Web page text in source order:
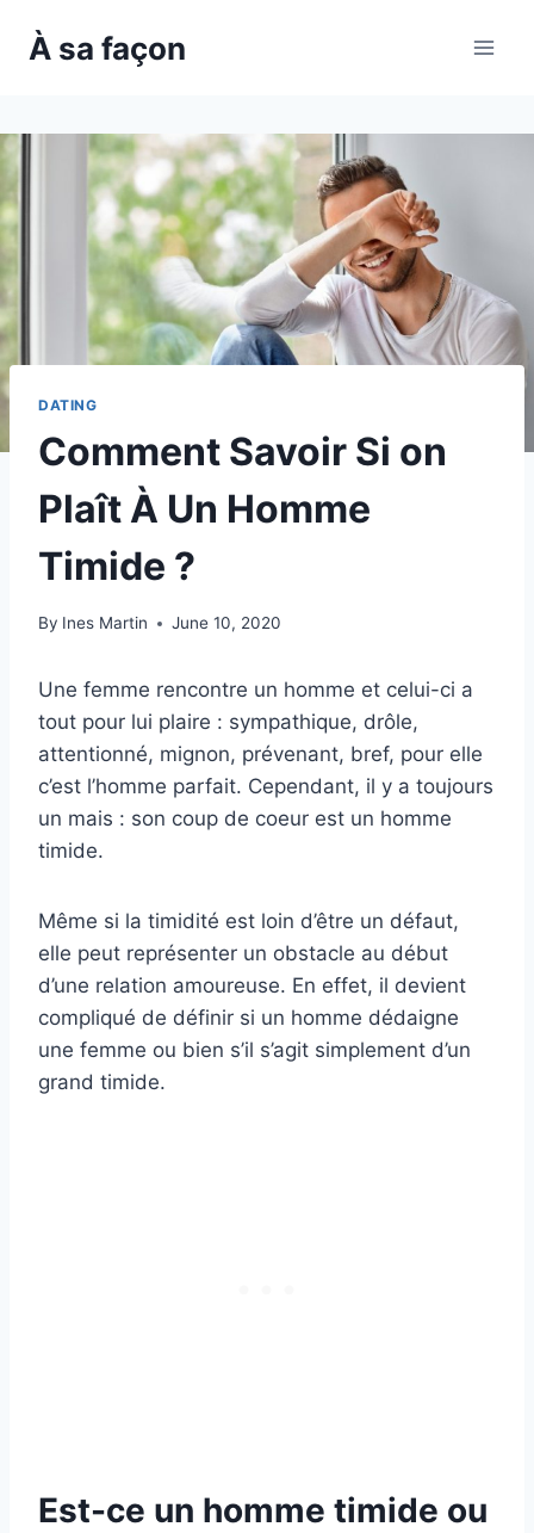
À sa façon
DATING
Comment Savoir Si on
Plaît À Un Homme
Timide ?
By Ines Martin June 10, 2020
Une femme rencontre un homme et celui-ci a
tout pour lui plaire : sympathique, drôle,
attentionné, mignon, prévenant, bref, pour elle
c’est l’homme parfait. Cependant, il y a toujours
un mais : son coup de coeur est un homme
timide.
Même si la timidité est loin d’être un défaut,
elle peut représenter un obstacle au début
d’une relation amoureuse. En effet, il devient
compliqué de définir si un homme dédaigne
une femme ou bien s’il s’agit simplement d’un
grand timide.
Est-ce un homme timide ou